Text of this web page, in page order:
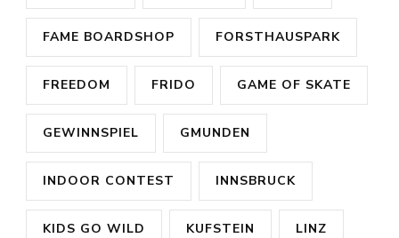
FAME BOARDSHOP FORSTHAUSPARK
FREEDOM FRIDO GAME OF SKATE
GEWINNSPIEL GMUNDEN
INDOOR CONTEST INNSBRUCK
KIDS GO WILD KUFSTEIN LINZ